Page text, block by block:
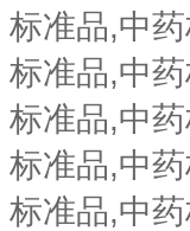
标准品,中
标准品,中
标准品,中
标准品,中
标准品,中